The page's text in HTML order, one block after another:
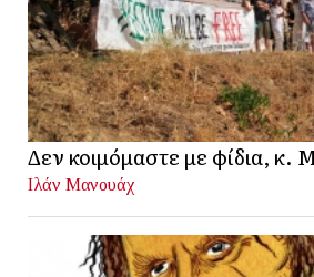
Δεν κοιμόμαστε με φίδια, κ.
Ιλάν Μανουάχ